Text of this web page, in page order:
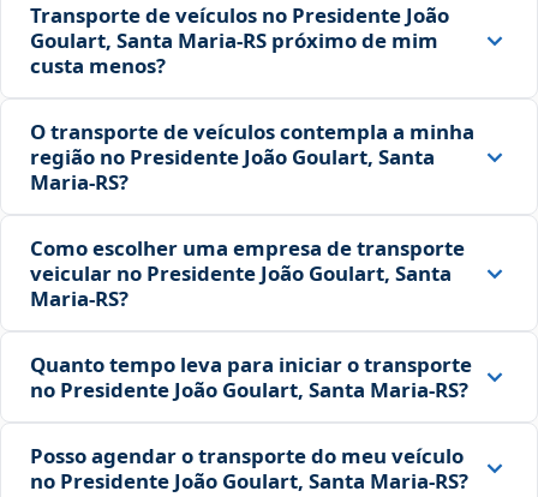
Transporte de veículos no Presidente João
Goulart, Santa Maria‑RS próximo de mim
custa menos?
O transporte de veículos contempla a minha
região no Presidente João Goulart, Santa
Maria‑RS?
Como escolher uma empresa de transporte
veicular no Presidente João Goulart, Santa
Maria‑RS?
Quanto tempo leva para iniciar o transporte
no Presidente João Goulart, Santa Maria‑RS?
Posso agendar o transporte do meu veículo
no Presidente João Goulart, Santa Maria‑RS?